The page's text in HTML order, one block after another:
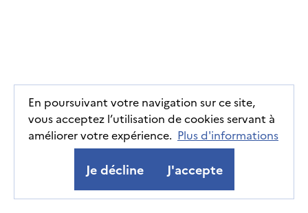
En poursuivant votre navigation sur ce site,
vous acceptez l’utilisation de cookies servant à
améliorer votre expérience. Plus d'informations
Je décline J'accepte